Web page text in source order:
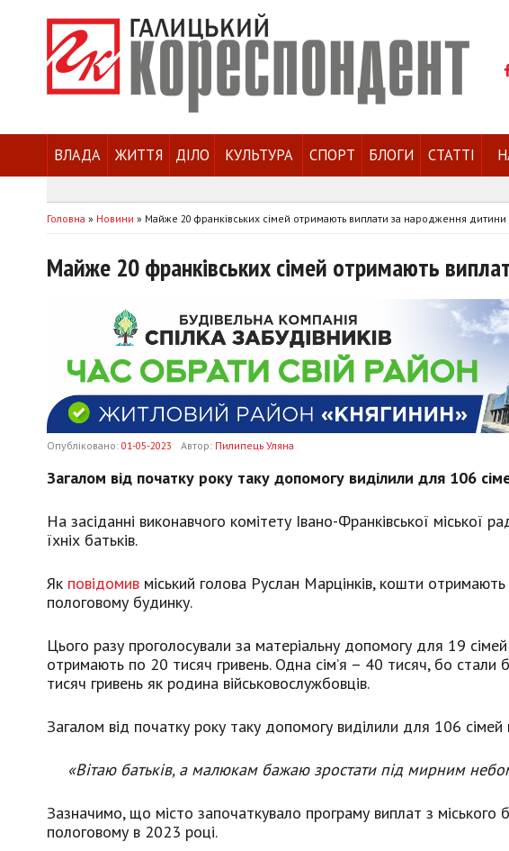
ВЛАДА ЖИТТЯ ДІЛО КУЛЬТУРА СПОРТ БЛОГИ СТАТТІ
Головна » Новини » Майже 20 франківських сімей отримають виплати за народження дитини
Майже 20 франківських сімей отримають
Опубліковано: 01-05-2023 Автор: Пилипець Уляна
Загалом від початку року таку допомогу виділили для 106
На засіданні виконавчого комітету Івано-Франківської міської
їхніх батьків.
Як повідомив міський голова Руслан Марцінків, кошти отримають
пологовому будинку.
Цього разу проголосували за матеріальну допомогу для 19
отримають по 20 тисяч гривень. Одна сім’я – 40 тисяч, бо стали
тисяч гривень як родина військовослужбовців.
Загалом від початку року таку допомогу виділили для 106
«Вітаю батьків, а малюкам бажаю зростати під мирним
Зазначимо, що місто започаткувало програму виплат з
пологовому в 2023 році.